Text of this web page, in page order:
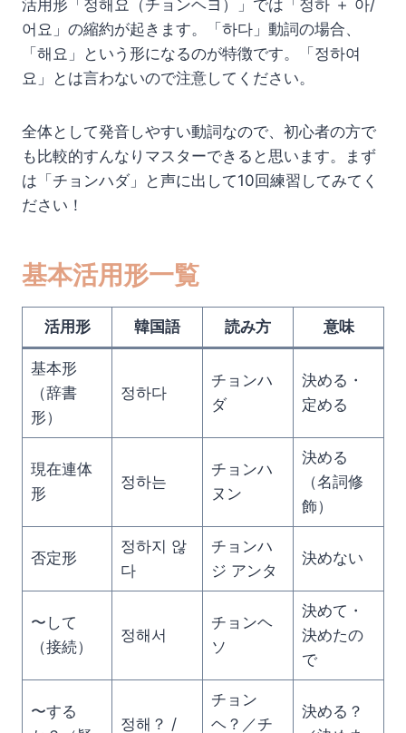
活用形「정해요（チョンヘヨ）」では「정하 ＋ 아/
어요」の縮約が起きます。「하다」動詞の場合、
「해요」という形になるのが特徴です。「정하여
요」とは言わないので注意してください。
全体として発音しやすい動詞なので、初心者の方で
も比較的すんなりマスターできると思います。まず
は「チョンハダ」と声に出して10回練習してみてく
ださい！
基本活用形一覧
活用形 韓国語 読み方 意味
基本形
（辞書
形）
정하다
チョンハ
ダ
決める・
定める
現在連体
形
정하는
チョンハ
ヌン
決める
（名詞修
飾）
否定形
정하지 않
다
チョンハ
ジ アンタ
決めない
〜して
（接続）
정해서
チョンヘ
ソ
決めて・
決めたの
で
〜する
정해？ /
チョン
ヘ？／チ
決める？